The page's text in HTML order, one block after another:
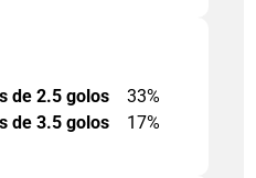
de 2.5 golos
33%
de 3.5 golos
17%